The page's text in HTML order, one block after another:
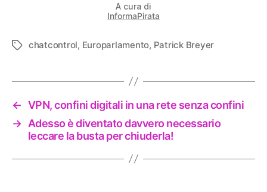
A cura di
InformaPirata
Tag chatcontrol, Europarlamento, Patrick Breyer
← VPN, confini digitali in una rete senza confini
→ Adesso è diventato davvero necessario
leccare la busta per chiuderla!